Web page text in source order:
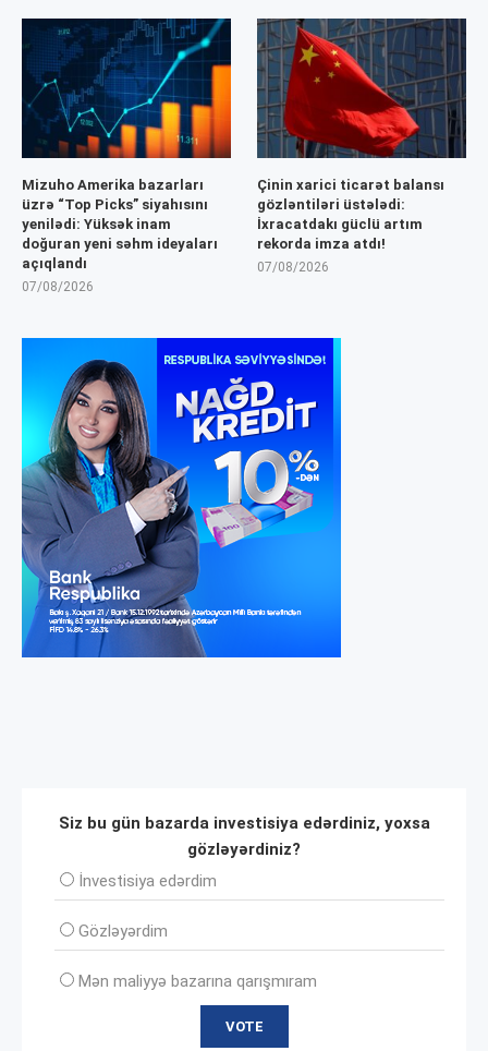
Mizuho Amerika bazarları
üzrə “Top Picks” siyahısını
yenilədi: Yüksək inam
doğuran yeni səhm ideyaları
açıqlandı
07/08/2026
Çinin xarici ticarət balansı
gözləntiləri üstələdi:
İxracatdakı güclü artım
rekorda imza atdı!
07/08/2026
Siz bu gün bazarda investisiya edərdiniz, yoxsa
gözləyərdiniz?
İnvеstisiya edərdim
Gözləyərdim
Mən maliyyə bazarına qarışmıram